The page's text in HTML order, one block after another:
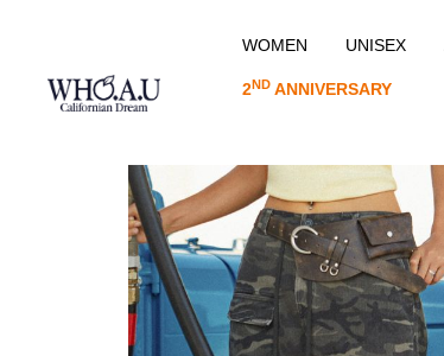
WOMEN UNISEX
2NDANNIVERSARY